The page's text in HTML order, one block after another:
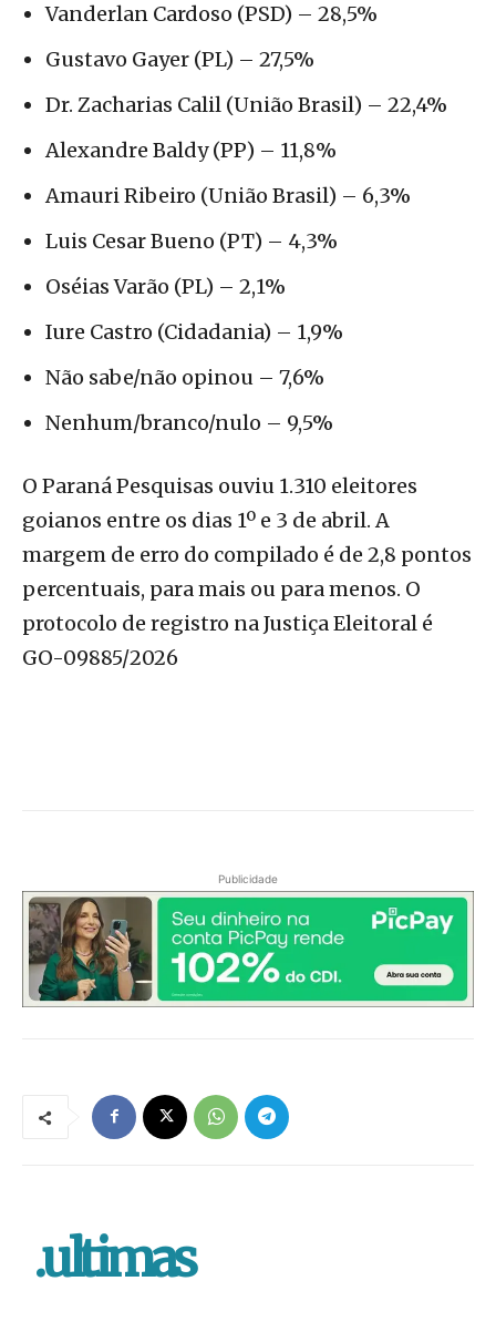
Vanderlan Cardoso (PSD) – 28,5%
Gustavo Gayer (PL) – 27,5%
Dr. Zacharias Calil (União Brasil) – 22,4%
Alexandre Baldy (PP) – 11,8%
Amauri Ribeiro (União Brasil) – 6,3%
Luis Cesar Bueno (PT) – 4,3%
Oséias Varão (PL) – 2,1%
Iure Castro (Cidadania) – 1,9%
Não sabe/não opinou – 7,6%
Nenhum/branco/nulo – 9,5%
O Paraná Pesquisas ouviu 1.310 eleitores
goianos entre os dias 1º e 3 de abril. A
margem de erro do compilado é de 2,8 pontos
percentuais, para mais ou para menos. O
protocolo de registro na Justiça Eleitoral é
GO-09885/2026
Publicidade
.ultimas